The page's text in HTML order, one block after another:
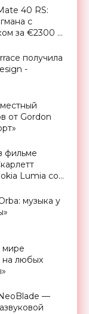
40 RS:
с
за €2300 -
получила
-
от Gordon
фильме
Lumia со
музыка у
мире
на любых
—